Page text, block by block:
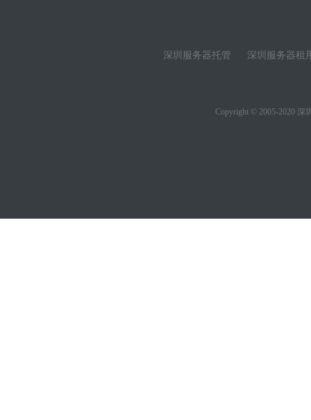
深圳服务器托管 深圳服务器租
Copyright © 2005-2020